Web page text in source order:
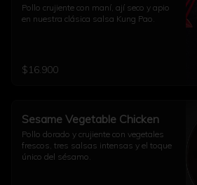
Pollo crujiente con maní, ají seco y apio
en nuestra clásica salsa Kung Pao.
$16.900
Sesame Vegetable Chicken
Pollo dorado y crujiente con vegetales
frescos, tres salsas intensas y el toque
único del sésamo.